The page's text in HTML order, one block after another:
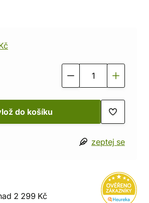
do košíku
zeptej se
2 299 Kč